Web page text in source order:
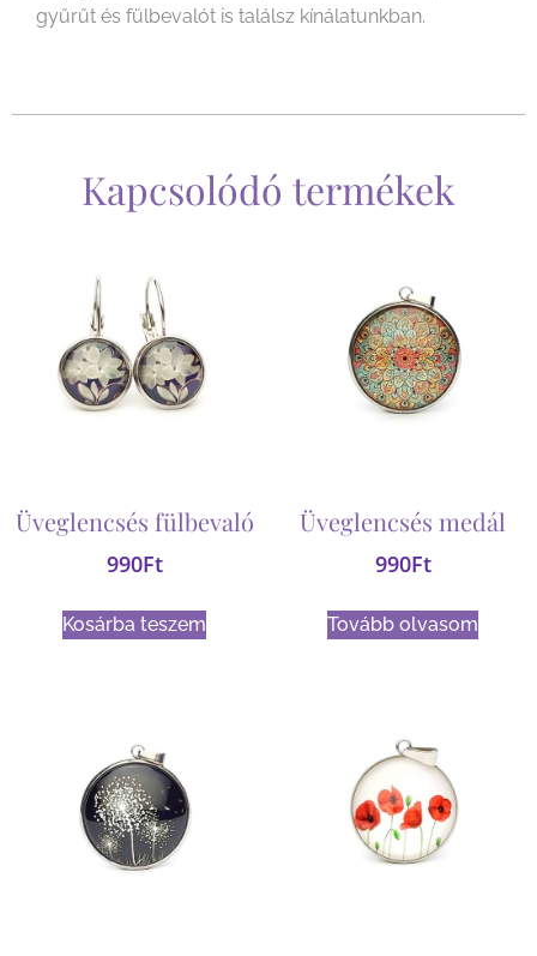
gyűrűt és fülbevalót is találsz kínálatunkban.
Kapcsolódó termékek
Üveglencsés fülbevaló
990Ft
Kosárba teszem
Üveglencsés medál
990Ft
Tovább olvasom